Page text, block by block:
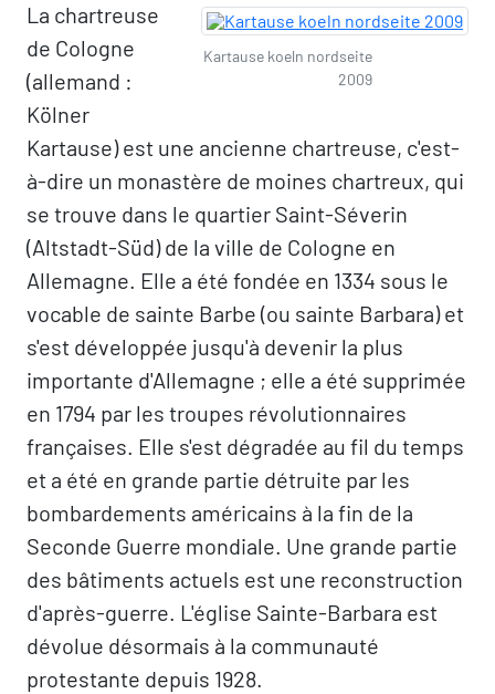
Kartause koeln nordseite
2009
La chartreuse
de Cologne
(allemand :
Kölner
Kartause) est une ancienne chartreuse, c'est-
à-dire un monastère de moines chartreux, qui
se trouve dans le quartier Saint-Séverin
(Altstadt-Süd) de la ville de Cologne en
Allemagne. Elle a été fondée en 1334 sous le
vocable de sainte Barbe (ou sainte Barbara) et
s'est développée jusqu'à devenir la plus
importante d'Allemagne ; elle a été supprimée
en 1794 par les troupes révolutionnaires
françaises. Elle s'est dégradée au fil du temps
et a été en grande partie détruite par les
bombardements américains à la fin de la
Seconde Guerre mondiale. Une grande partie
des bâtiments actuels est une reconstruction
d'après-guerre. L'église Sainte-Barbara est
dévolue désormais à la communauté
protestante depuis 1928.